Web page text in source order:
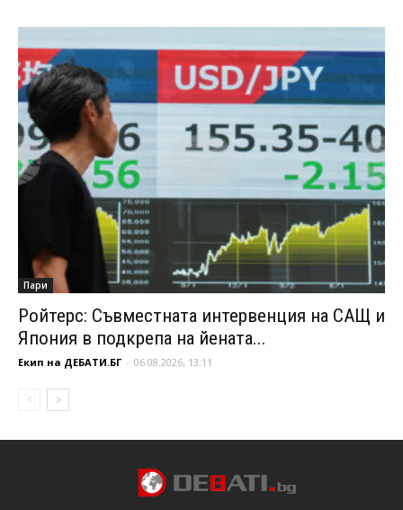
Пари
Ройтерс: Съвместната интервенция на САЩ и
Япония в подкрепа на йената...
Екип на ДЕБАТИ.БГ - 06.08.2026, 13:11